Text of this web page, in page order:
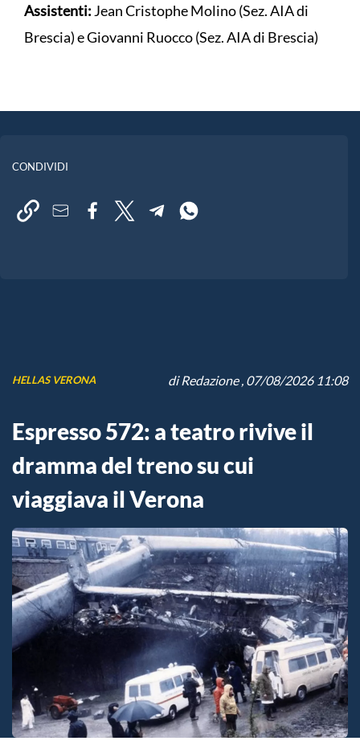
Assistenti: Jean Cristophe Molino (Sez. AIA di
Brescia) e Giovanni Ruocco (Sez. AIA di Brescia)
CONDIVIDI
HELLAS VERONA diRedazione, 07/08/2026 11:08
Espresso 572: a teatro rivive il
dramma del treno su cui
viaggiava il Verona